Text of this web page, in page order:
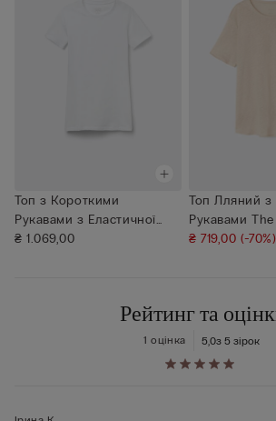
Топ з Короткими
Рукавами з Еластичної
Бавовни Supe...
₴ 1.069,00
Топ Лляний з
Рукавами
₴ 719,00(-70%)
Рейтинг та
5,0з 5 зірок
1 оцінка